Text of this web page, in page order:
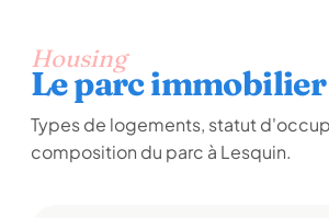
Housing
Le parc immobilier
Types de logements, statut
composition du parc à Lesquin.